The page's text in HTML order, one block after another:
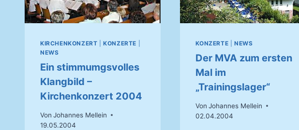
KIRCHENKONZERT |KONZERTE
NEWS
Ein stimmumgsvolles
Klangbild –
Kirchenkonzert 2004
Von Johannes Mellein
19.05.2004
KONZERTE |NEWS
Der MVA zum ersten
Mal im
„Trainingslager“
Von Johannes Mellein
02.04.2004